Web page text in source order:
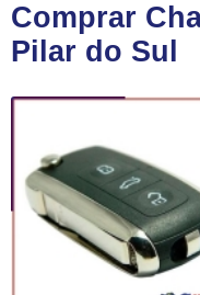
Comprar
Pilar do Sul